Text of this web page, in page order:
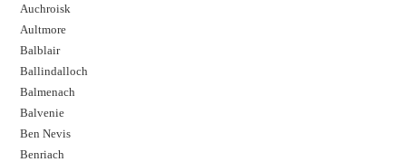
Auchroisk
Aultmore
Balblair
Ballindalloch
Balmenach
Balvenie
Ben Nevis
Benriach